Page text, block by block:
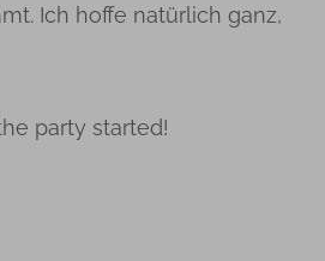
Ich hoffe natürlich ganz,
party started!